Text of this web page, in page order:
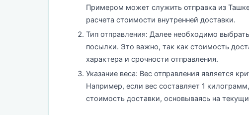
Примером может служить отправка из
расчета стоимости внутренней доставки.
Тип отправления: Далее необходимо
посылки. Это важно, так как стоимость
характера и срочности отправления.
Указание веса: Вес отправления является
Например, если вес составляет 1
стоимость доставки, основываясь на